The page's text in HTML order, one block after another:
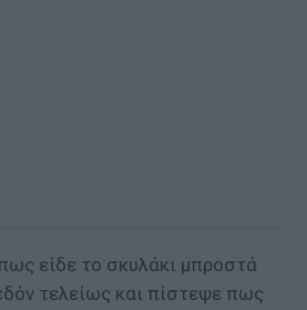
είδε το σκυλάκι μπροστά
τελείως και πίστεψε πως